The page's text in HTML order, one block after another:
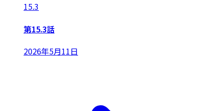
15.3
第15.3話
2026年5月11日